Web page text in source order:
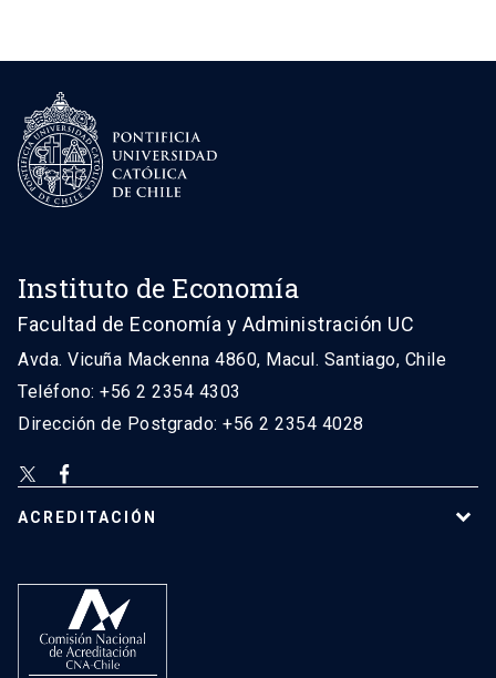
Instituto de Economía
Facultad de Economía y Administración UC
Avda. Vicuña Mackenna 4860, Macul. Santiago, Chile
Teléfono: +56 2 2354 4303
Dirección de Postgrado: +56 2 2354 4028
ACREDITACIÓN